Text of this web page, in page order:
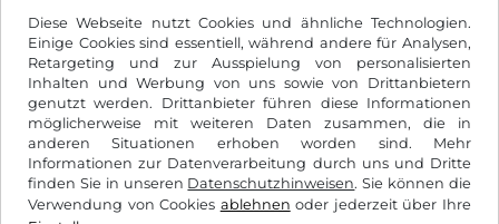
Diese Webseite nutzt Cookies und ähnliche Technologien.
Einige Cookies sind essentiell, während andere für Analysen,
Retargeting und zur Ausspielung von personalisierten
Inhalten und Werbung von uns sowie von Drittanbietern
genutzt werden. Drittanbieter führen diese Informationen
möglicherweise mit weiteren Daten zusammen, die in
anderen Situationen erhoben worden sind. Mehr
Informationen zur Datenverarbeitung durch uns und Dritte
finden Sie in unseren Datenschutzhinweisen. Sie können die
Verwendung von Cookies ablehnen oder jederzeit über Ihre
Facebook Instagram